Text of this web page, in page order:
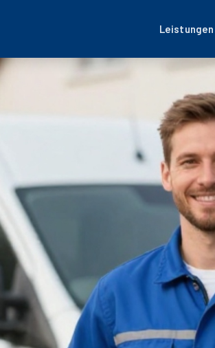
Leistungen